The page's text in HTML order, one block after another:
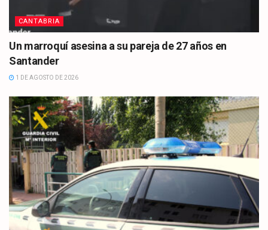
CANTABRIA
Un marroquí asesina a su pareja de 27 años en
Santander
1 DE AGOSTO DE 2026